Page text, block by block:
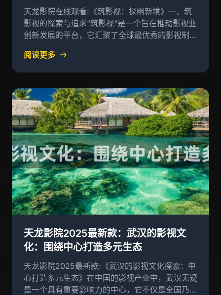
天龙影院在线观看:《筑影视：探幽新境》一、筑
影视的探索与追求"筑影视"是一个旨在推动影视业
创新发展的平台，它汇聚了全球最优秀的影视制作
的作品
阅读更多
天龙影院2025最新款：武汉的影视文
化：围绕中心打造多元生态
天龙影院2025最新款:《武汉的影视文化探索：中
心打造多元生态》在中国的影视产业中，武汉无疑
是一个具有重要影响力的中心，它不仅是全国乃至